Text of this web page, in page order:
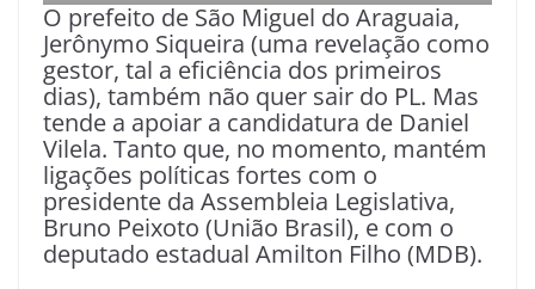
O prefeito de São Miguel do Araguaia,
Jerônymo Siqueira (uma revelação como
gestor, tal a eficiência dos primeiros
dias), também não quer sair do PL. Mas
tende a apoiar a candidatura de Daniel
Vilela. Tanto que, no momento, mantém
ligações políticas fortes com o
presidente da Assembleia Legislativa,
Bruno Peixoto (União Brasil), e com o
deputado estadual Amilton Filho (MDB).